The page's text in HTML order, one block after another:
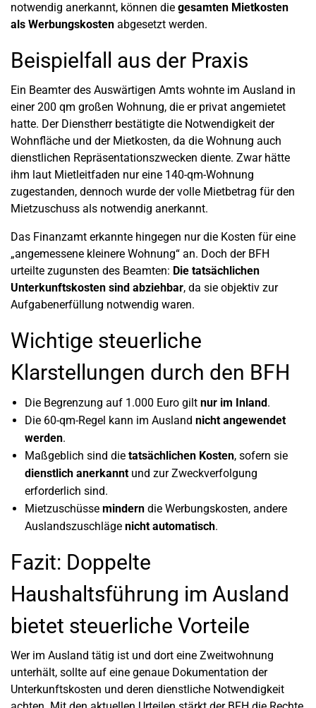
notwendig anerkannt, können die gesamten Mietkosten
als Werbungskosten abgesetzt werden.
Beispielfall aus der Praxis
Ein Beamter des Auswärtigen Amts wohnte im Ausland in
einer 200 qm großen Wohnung, die er privat angemietet
hatte. Der Dienstherr bestätigte die Notwendigkeit der
Wohnfläche und der Mietkosten, da die Wohnung auch
dienstlichen Repräsentationszwecken diente. Zwar hätte
ihm laut Mietleitfaden nur eine 140-qm-Wohnung
zugestanden, dennoch wurde der volle Mietbetrag für den
Mietzuschuss als notwendig anerkannt.
Das Finanzamt erkannte hingegen nur die Kosten für eine
„angemessene kleinere Wohnung“ an. Doch der BFH
urteilte zugunsten des Beamten: Die tatsächlichen
Unterkunftskosten sind abziehbar, da sie objektiv zur
Aufgabenerfüllung notwendig waren.
Wichtige steuerliche
Klarstellungen durch den BFH
Die Begrenzung auf 1.000 Euro gilt nur im Inland.
Die 60-qm-Regel kann im Ausland nicht angewendet
werden.
Maßgeblich sind die tatsächlichen Kosten, sofern sie
dienstlich anerkanntund zur Zweckverfolgung
erforderlich sind.
Mietzuschüsse mindern die Werbungskosten, andere
Auslandszuschläge nicht automatisch.
Fazit: Doppelte
Haushaltsführung im Ausland
bietet steuerliche Vorteile
Wer im Ausland tätig ist und dort eine Zweitwohnung
unterhält, sollte auf eine genaue Dokumentation der
Unterkunftskosten und deren dienstliche Notwendigkeit